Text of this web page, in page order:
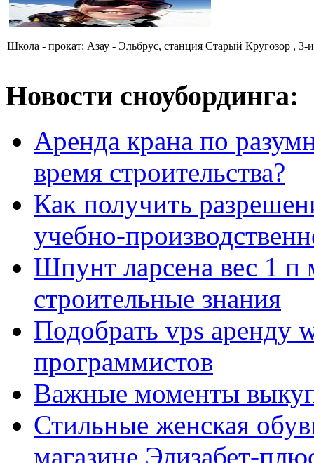
Школа - прокат: Азау - Эльбрус, станция Старый Кругозор , 3-
Новости сноубординга:
Аренда крана по
время строительства?
Как получить
учебно-
Шпунт ларсена вес 1 п
строительные знания
Подобрать vps аренду
программистов
Важные моменты
Стильные женская
магазине Элизабет-